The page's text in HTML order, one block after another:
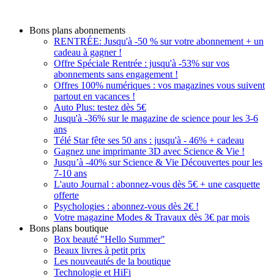
Bons plans abonnements
RENTRÉE: Jusqu'à -50 % sur votre abonnement + un
cadeau à gagner !
Offre Spéciale Rentrée : jusqu'à -53% sur vos
abonnements sans engagement !
Offres 100% numériques : vos magazines vous suivent
partout en vacances !
Auto Plus: testez dès 5€
Jusqu'à -36% sur le magazine de science pour les 3-6
ans
Télé Star fête ses 50 ans : jusqu'à - 46% + cadeau
Gagnez une imprimante 3D avec Science & Vie !
Jusqu’à -40% sur Science & Vie Découvertes pour les
7-10 ans
L'auto Journal : abonnez-vous dès 5€ + une casquette
offerte
Psychologies : abonnez-vous dès 2€ !
Votre magazine Modes & Travaux dès 3€ par mois
Bons plans boutique
Box beauté "Hello Summer"
Beaux livres à petit prix
Les nouveautés de la boutique
Technologie et HiFi